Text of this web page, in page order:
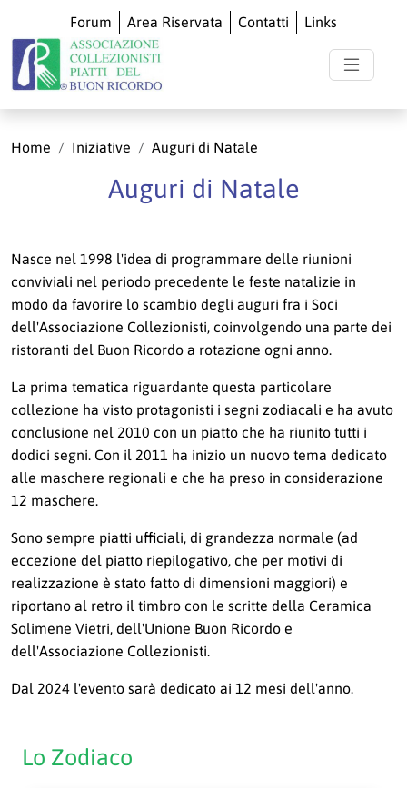
Forum Area Riservata Contatti Links
Home Iniziative Auguri di Natale
Auguri di Natale
Nasce nel 1998 l'idea di programmare delle riunioni
conviviali nel periodo precedente le feste natalizie in
modo da favorire lo scambio degli auguri fra i Soci
dell'Associazione Collezionisti, coinvolgendo una parte dei
ristoranti del Buon Ricordo a rotazione ogni anno.
La prima tematica riguardante questa particolare
collezione ha visto protagonisti i segni zodiacali e ha avuto
conclusione nel 2010 con un piatto che ha riunito tutti i
dodici segni. Con il 2011 ha inizio un nuovo tema dedicato
alle maschere regionali e che ha preso in considerazione
12 maschere.
Sono sempre piatti ufficiali, di grandezza normale (ad
eccezione del piatto riepilogativo, che per motivi di
realizzazione è stato fatto di dimensioni maggiori) e
riportano al retro il timbro con le scritte della Ceramica
Solimene Vietri, dell'Unione Buon Ricordo e
dell'Associazione Collezionisti.
Dal 2024 l'evento sarà dedicato ai 12 mesi dell'anno.
Lo Zodiaco